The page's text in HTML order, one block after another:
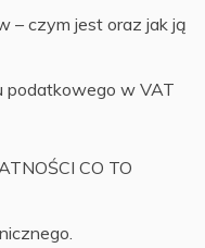
– czym jest oraz jak ją
podatkowego w VAT
CO TO